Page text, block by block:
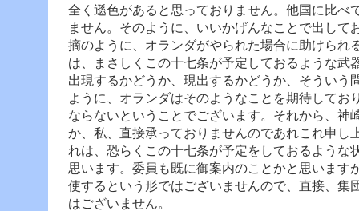
全く遜色があると思っておりません。他国に比べ
ません。そのように、いいかげんなことで出して
摘のように、オランダがやられた場合に助けられ
は、まさしくこの十七条が予定しておるような武
出現するかどうか、現出するかどうか、そういう
ように、オランダはそのようなことを期待してお
ならないということでございます。 それから、神
か、私、直接承っておりませんのであれこれ申し
れは、恐らくこの十七条が予定をしておるような
思います。委員も既に御案内のことかと思います
使するという形ではございませんので、直接、集
はございません。